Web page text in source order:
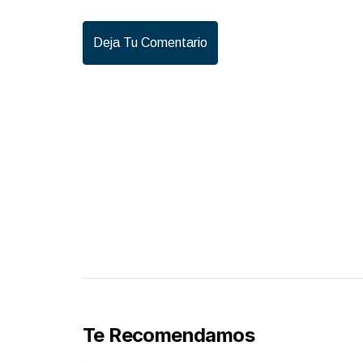
Deja Tu Comentario
Te Recomendamos